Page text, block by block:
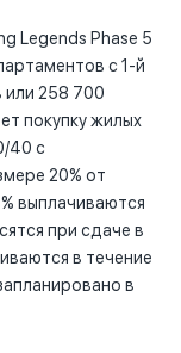
Legends Phase 5
с 1-й
или 258 700
покупку жилых
40 с
20% от
выплачиваются
при сдаче в
в течение
в